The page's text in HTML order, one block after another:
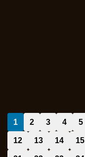
1 2 3 4 5
12 13 14 15